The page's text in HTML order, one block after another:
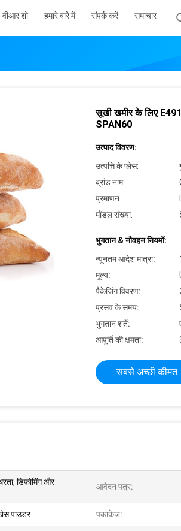
वीआर शो हमारे बारे में संपर्क करें समाचार
सूखी खमीर के लिए E491
SPAN60
उत्पाद विवरण:
उत्पत्ति के प्लेस:
ब्रांड नाम:
प्रमाणन:
मॉडल संख्या:
भुगतान & नौवहन नियमों:
न्यूनतम आदेश मात्रा:
मूल्य:
पैकेजिंग विवरण:
प्रसव के समय:
भुगतान शर्तें:
आपूर्ति की क्षमता:
सबसे अच्छी कीमत
डिफोमिंग और
आवेदन पत्र:
पाउडर पकाकेज: